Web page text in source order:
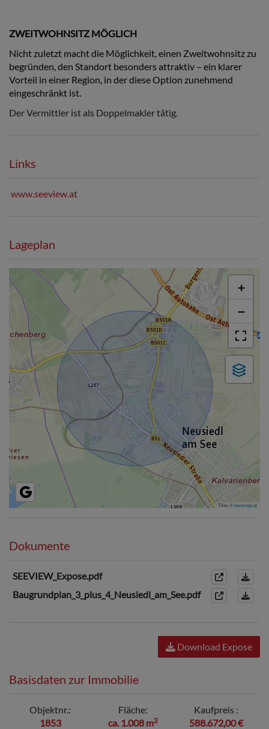
ZWEITWOHNSITZ MÖGLICH
Nicht zuletzt macht die Möglichkeit, einen Zweitwohnsitz zu
begründen, den Standort besonders attraktiv – ein klarer
Vorteil in einer Region, in der diese Option zunehmend
eingeschränkt ist.
Der Vermittler ist als Doppelmakler tätig.
Links
www.seeview.at
Lageplan
+
−
Tiles ©basemap.at
Dokumente
SEEVIEW_Expose.pdf
Baugrundplan_3_plus_4_Neusiedl_am_See.pdf
Download Expose
Basisdaten zur Immobilie
Objektnr.
1853
Fläche
ca. 1.008 m2
Kaufpreis
588.672,00 €